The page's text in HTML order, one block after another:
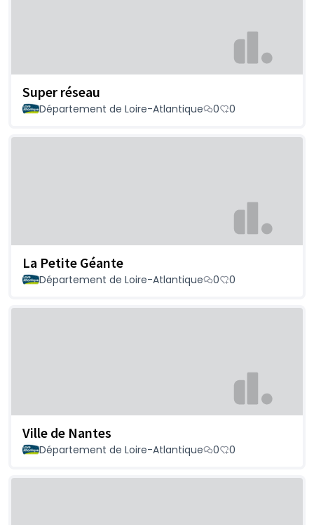
Super réseau
Département de Loire-Atlantique 0 0
La Petite Géante
Département de Loire-Atlantique 0 0
Ville de Nantes
Département de Loire-Atlantique 0 0